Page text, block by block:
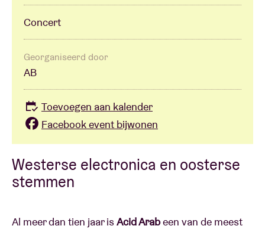
Over AB
Contact
Westerse electronica en oosterse
stemmen
Al meer dan tien jaar isAcid Arabeen van de meest
Concert
Georganiseerd door
AB
Toevoegen aan kalender
Facebook event bijwonen